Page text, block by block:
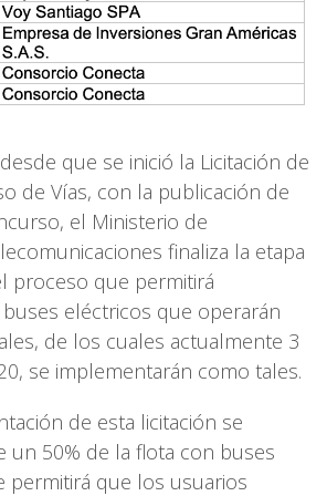
que se inició la Licitación de
de Vías, con la publicación de
el Ministerio de
finaliza la etapa
proceso que permitirá
eléctricos que operarán
de los cuales actualmente 3
se implementarán como tales.
de esta licitación se
un 50% de la flota con buses
permitirá que los usuarios